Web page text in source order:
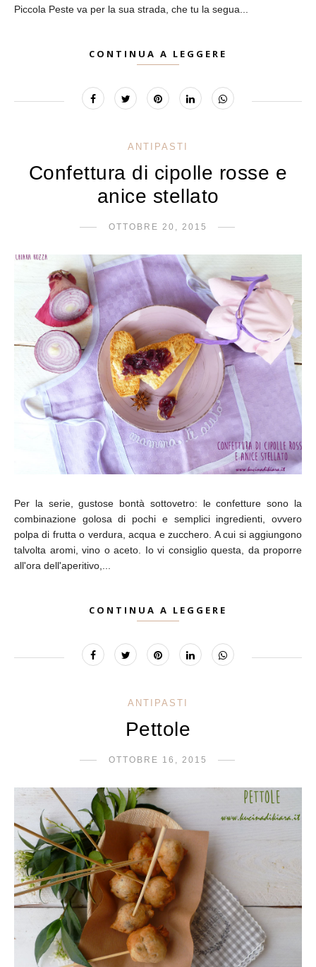
Piccola Peste va per la sua strada, che tu la segua...
CONTINUA A LEGGERE
ANTIPASTI
Confettura di cipolle rosse e
anice stellato
OTTOBRE 20, 2015
Per la serie, gustose bontà sottovetro: le confetture sono la
combinazione golosa di pochi e semplici ingredienti, ovvero
polpa di frutta o verdura, acqua e zucchero. A cui si aggiungono
talvolta aromi, vino o aceto. Io vi consiglio questa, da proporre
all'ora dell'aperitivo,...
CONTINUA A LEGGERE
ANTIPASTI
Pettole
OTTOBRE 16, 2015